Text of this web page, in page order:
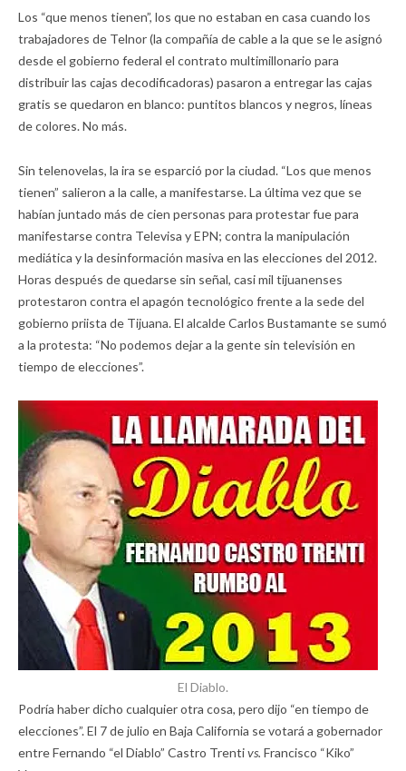
Los “que menos tienen”, los que no estaban en casa cuando los
trabajadores de Telnor (la compañía de cable a la que se le asignó
desde el gobierno federal el contrato multimillonario para
distribuir las cajas decodificadoras) pasaron a entregar las cajas
gratis se quedaron en blanco: puntitos blancos y negros, líneas
de colores. No más.
Sin telenovelas, la ira se esparció por la ciudad. “Los que menos
tienen” salieron a la calle, a manifestarse. La última vez que se
habían juntado más de cien personas para protestar fue para
manifestarse contra Televisa y EPN; contra la manipulación
mediática y la desinformación masiva en las elecciones del 2012.
Horas después de quedarse sin señal, casi mil tijuanenses
protestaron contra el apagón tecnológico frente a la sede del
gobierno priista de Tijuana. El alcalde Carlos Bustamante se sumó
a la protesta: “No podemos dejar a la gente sin televisión en
tiempo de elecciones”.
El Diablo.
Podría haber dicho cualquier otra cosa, pero dijo “en tiempo de
elecciones”. El 7 de julio en Baja California se votará a gobernador
entre Fernando “el Diablo” Castro Trentivs. Francisco “Kiko”